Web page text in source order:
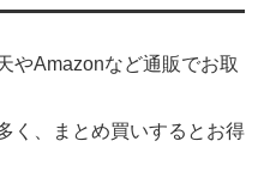
やAmazonなど通販でお取
く、まとめ買いするとお得